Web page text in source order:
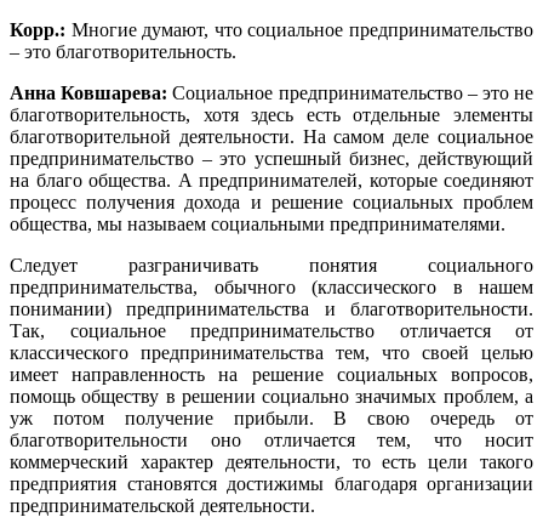
Корр.: Многие думают, что социальное предпринимательство
– это благотворительность.
Анна Ковшарева: Социальное предпринимательство – это не
благотворительность, хотя здесь есть отдельные элементы
благотворительной деятельности. На самом деле социальное
предпринимательство – это успешный бизнес, действующий
на благо общества. А предпринимателей, которые соединяют
процесс получения дохода и решение социальных проблем
общества, мы называем социальными предпринимателями.
Следует разграничивать понятия социального
предпринимательства, обычного (классического в нашем
понимании) предпринимательства и благотворительности.
Так, социальное предпринимательство отличается от
классического предпринимательства тем, что своей целью
имеет направленность на решение социальных вопросов,
помощь обществу в решении социально значимых проблем, а
уж потом получение прибыли. В свою очередь от
благотворительности оно отличается тем, что носит
коммерческий характер деятельности, то есть цели такого
предприятия становятся достижимы благодаря организации
предпринимательской деятельности.